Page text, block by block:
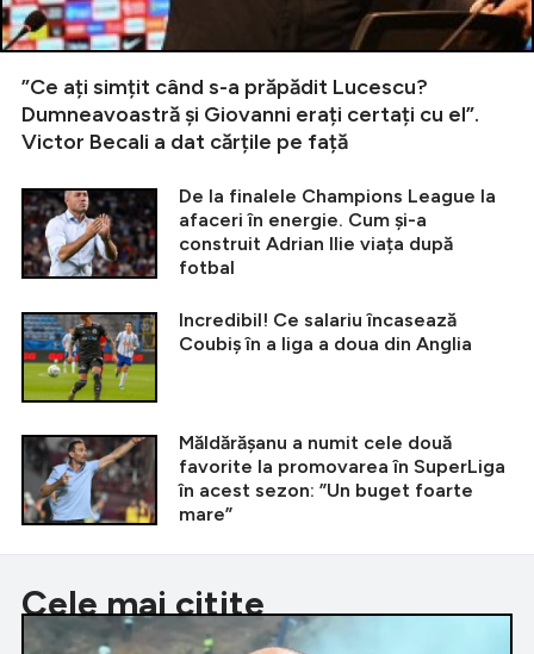
”Ce ați simțit când s-a prăpădit Lucescu?
Dumneavoastră și Giovanni erați certați cu el”.
Victor Becali a dat cărțile pe față
De la finalele Champions League la
afaceri în energie. Cum și-a
construit Adrian Ilie viața după
fotbal
Incredibil! Ce salariu încasează
Coubiș în a liga a doua din Anglia
Măldărășanu a numit cele două
favorite la promovarea în SuperLiga
în acest sezon: ”Un buget foarte
mare”
Cele mai citite